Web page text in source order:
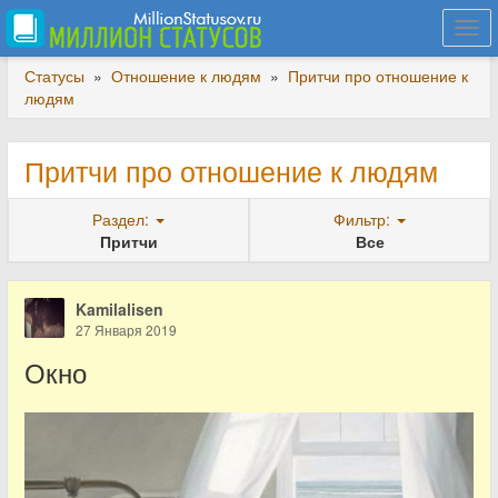
Статусы » Отношение к людям » Притчи про отношение к
людям
Притчи про отношение к людям
Раздел:
Притчи
Фильтр:
Все
Kamilalisen
27 Января 2019
Окно